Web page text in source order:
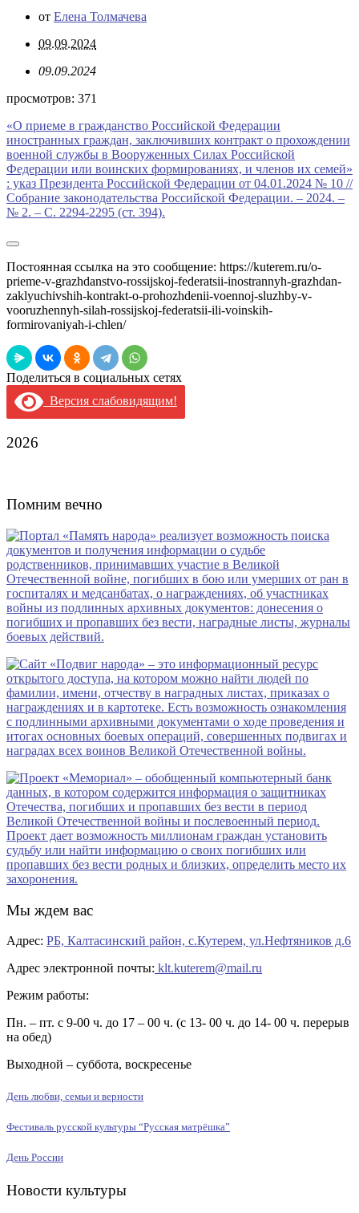
от Елена Толмачева
09.09.2024
09.09.2024
просмотров: 371
«О приеме в гражданство Российской Федерации
иностранных граждан, заключивших контракт о прохождении
военной службы в Вооруженных Силах Российской
Федерации или воинских формированиях, и членов их семей»
: указ Президента Российской Федерации от 04.01.2024 № 10 //
Собрание законодательства Российской Федерации. – 2024. –
№ 2. – С. 2294-2295 (ст. 394).
Постоянная ссылка на это сообщение: https://kuterem.ru/o-
prieme-v-grazhdanstvo-rossijskoj-federatsii-inostrannyh-grazhdan-
zaklyuchivshih-kontrakt-o-prohozhdenii-voennoj-sluzhby-v-
vooruzhennyh-silah-rossijskoj-federatsii-ili-voinskih-
formirovaniyah-i-chlen/
Поделиться в социальных сетях
Версия слабовидящим!
2026
Помним вечно
Мы ждем вас
Адрес: РБ, Калтасинский район, с.Кутерем, ул.Нефтяников д.6
Адрес электронной почты: klt.kuterem@mail.ru
Режим работы:
Пн. – пт. с 9-00 ч. до 17 – 00 ч. (с 13- 00 ч. до 14- 00 ч. перерыв
на обед)
Выходной – суббота, воскресенье
День любви, семьи и верности
Фестиваль русской культуры “Русская матрёшка”
День России
Новости культуры